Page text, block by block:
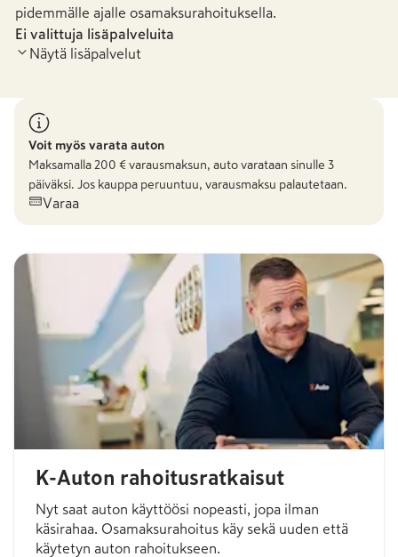
pidemmälle ajalle osamaksurahoituksella.
Ei valittuja lisäpalveluita
Näytä lisäpalvelut
Voit myös varata auton
Maksamalla 200 € varausmaksun, auto varataan sinulle 3
päiväksi. Jos kauppa peruuntuu, varausmaksu palautetaan.
Varaa
K-Auton rahoitusratkaisut
Nyt saat auton käyttöösi nopeasti, jopa ilman
käsirahaa. Osamaksurahoitus käy sekä uuden että
käytetyn auton rahoitukseen.